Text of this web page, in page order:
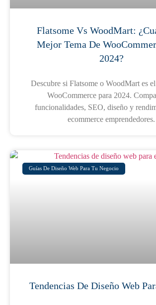
Flatsome Vs WoodMart:
Mejor Tema De
2024?
Descubre si Flatsome o WoodMart es
WooCommerce para 2024.
funcionalidades, SEO, diseño y
ecommerce emprendedores.
Guías De Diseño Web Para Tu Negocio
Tendencias De Diseño Web